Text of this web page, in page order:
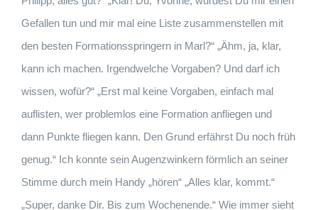
Gefallen tun und mir mal eine Liste zusammenstellen mit
den besten Formationsspringern in Marl?“ „Ähm, ja, klar,
kann ich machen. Irgendwelche Vorgaben? Und darf ich
wissen, wofür?“ „Erst mal keine Vorgaben, einfach mal
auflisten, wer problemlos eine Formation anfliegen und
dann Punkte fliegen kann. Den Grund erfährst Du noch früh
genug.“ Ich konnte sein Augenzwinkern förmlich an seiner
Stimme durch mein Handy „hören“ „Alles klar, kommt.“
„Super, danke Dir. Bis zum Wochenende.“ Wie immer sieht